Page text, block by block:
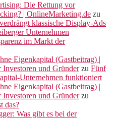
Die Rettung vor
| OnlineMarketing.de zu
klassische Display-Ads
Unternehmen
im Markt der
Eigenkapital (Gastbeitrag) |
Investoren und Gründerzu Fünf
Unternehmen funktioniert
Eigenkapital (Gastbeitrag) |
Investoren und Gründerzu
das?
Was gibt es bei der